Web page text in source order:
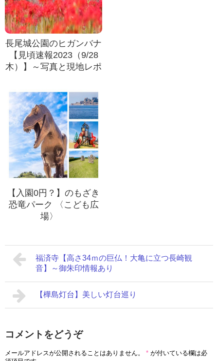
長尾城公園のヒガンバナ
【見頃速報2023（9/28
木）】～写真と現地レポ
【入園0円？】のもざき
恐竜パーク 〈こども広
場〉
福済寺【高さ34ｍの巨仏！大亀に立つ長崎観
音】～御朱印情報あり
【樺島灯台】美しい灯台巡り
コメントをどうぞ
メールアドレスが公開されることはありません。 * が付いている欄は必